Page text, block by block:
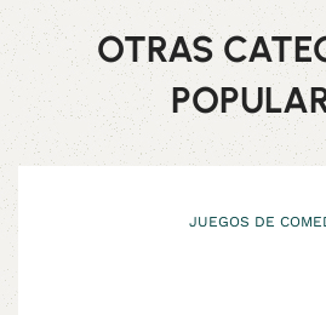
OTRAS
JUEGOS DE